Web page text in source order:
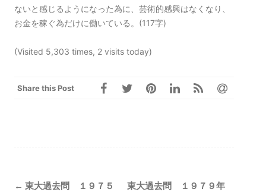
ないと感じるようになった為に、芸術的感興はなくなり、
お金を稼ぐ為だけに働いている。(117字)
(Visited 5,303 times, 2 visits today)
Share this Post
Post
← 東大過去問 １９７５
東大過去問 １９７９年